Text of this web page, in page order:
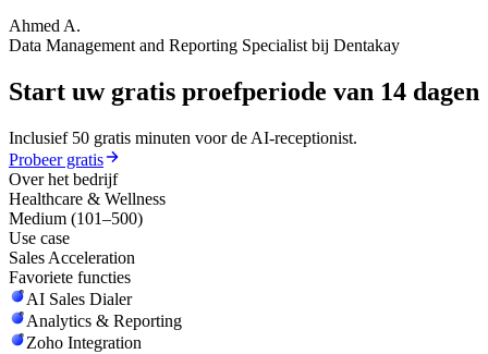
Ahmed A.
Data Management and Reporting Specialist bij Dentakay
Start uw gratis proefperiode van 14 dagen
Inclusief 50 gratis minuten voor de AI-receptionist.
Probeer gratis
Over het bedrijf
Healthcare & Wellness
Medium (101–500)
Use case
Sales Acceleration
Favoriete functies
AI Sales Dialer
Analytics & Reporting
Zoho Integration